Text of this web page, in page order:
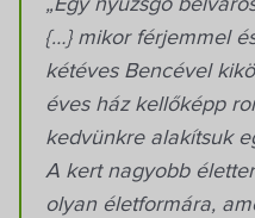
Közérdekű adatok
Pályázatok
Dokumentumok
„Egy nyüzsgő
{…} mikor férjemmel
kétéves Bencével
éves ház kellőképp
kedvünkre alakítsuk
A kert nagyobb
olyan életformára,